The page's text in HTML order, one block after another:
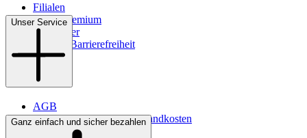
Filialen
WMS-Premium
Newsletter
Digitale Barrierefreiheit
Unser Service
AGB
Lieferbedingungen & Versandkosten
Bezahlung
Ganz einfach und sicher bezahlen